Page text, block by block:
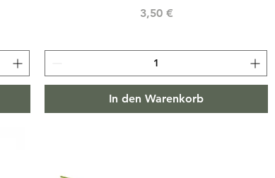
Preis
3,50 €
In den Warenkorb